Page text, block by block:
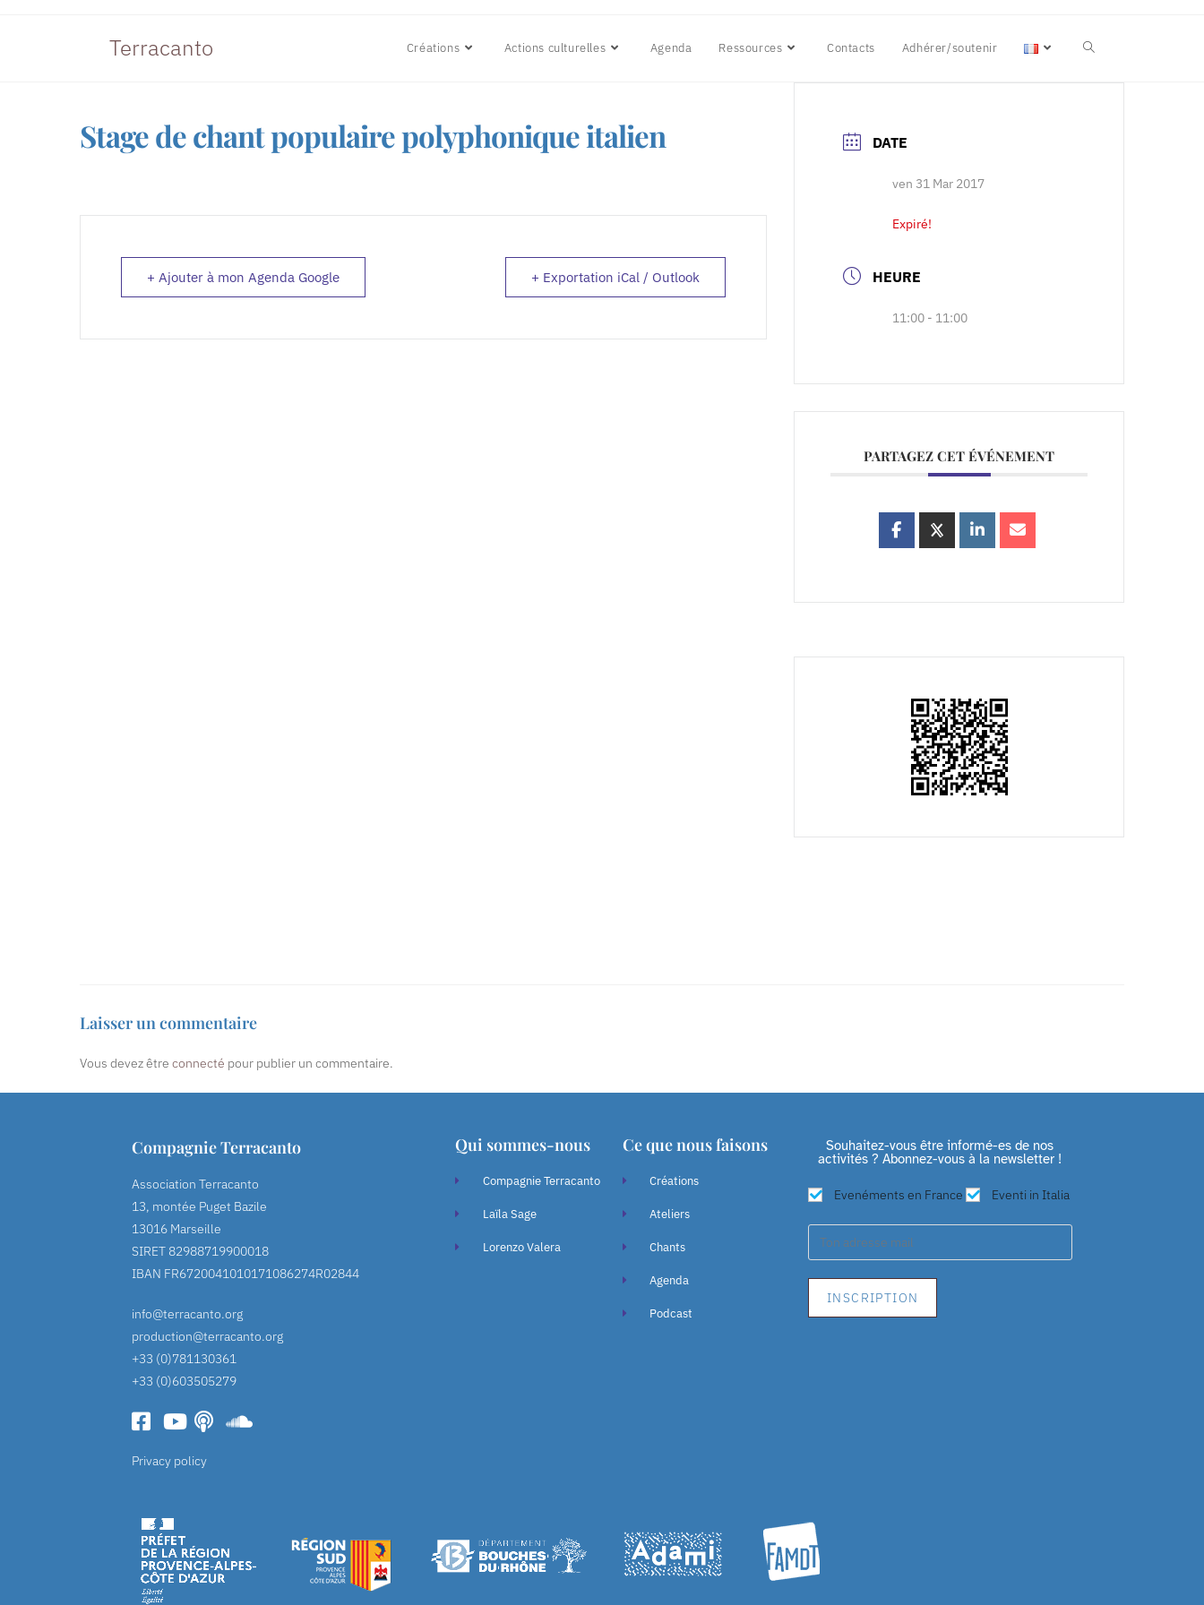
Terracanto Créations Actions culturelles Agenda Ressources Contacts Adhérer/soutenir
Stage de chant populaire polyphonique italien
+ Ajouter à mon Agenda Google + Exportation iCal / Outlook
DATE
ven 31 Mar 2017
Expiré!
HEURE
11:00 - 11:00
PARTAGEZ CET ÉVÉNEMENT
Laisser un commentaire
Vous devez être connecté pour publier un commentaire.
Compagnie Terracanto
Association Terracanto
13, montée Puget Bazile
13016 Marseille
SIRET 82988719900018
IBAN FR6720041010171086274R02844
info@terracanto.org
production@terracanto.org
+33 (0)781130361
+33 (0)603505279
Privacy policy
Qui sommes-nous
Compagnie Terracanto
Laïla Sage
Lorenzo Valera
Ce que nous faisons
Créations
Ateliers
Chants
Agenda
Podcast
Souhaitez-vous être informé-es de nos
activités ? Abonnez-vous à la newsletter !
Evenéments en France Eventi in Italia